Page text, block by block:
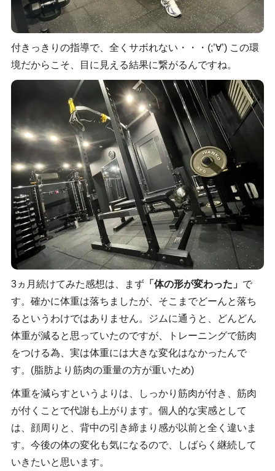
付きっきりの指導で、全くサボれない・・・(;’∀’) この環
境だからこそ、目に見える結果に繋がるんですね。
3ヵ月続けてみた感想は、まず「体の形が変わった」 で
す。確かに体重は落ちましたが、そこまでどーんと落ち
るというわけではありません。ジムに通うと、どんどん
体重が減ると思っていたのですが、トレーニングで筋肉
をつける為、実は体重には大きな変化はなかったんで
す。(脂肪より筋肉の重量の方が重いため)
体重を減らすというよりは、しっかり筋肉が付き、筋肉
が付くことで代謝も上がります。個人的な実感として
は、顔周りと、背中の引き締まり感が以前と全く違いま
す。今後の体の変化も気になるので、しばらく継続して
いきたいと思います。